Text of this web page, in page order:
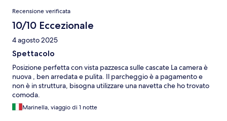
Recensioni
Recensione verificata
10/10 Eccezionale
4 agosto 2025
Spettacolo
Posizione perfetta con vista pazzesca sulle cascate La camera è
nuova , ben arredata e pulita. Il parcheggio è a pagamento e
non è in struttura, bisogna utilizzare una navetta che ho trovato
comoda.
Marinella, viaggio di 1 notte